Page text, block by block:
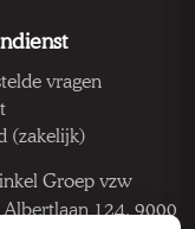
vragen
(zakelijk)
Groep vzw
124, 9000